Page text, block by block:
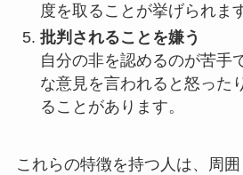
度を取ることが挙げられま
批判されることを嫌う
自分の非を認めるのが苦手
な意見を言われると怒った
ることがあります。
これらの特徴を持つ人は、周囲